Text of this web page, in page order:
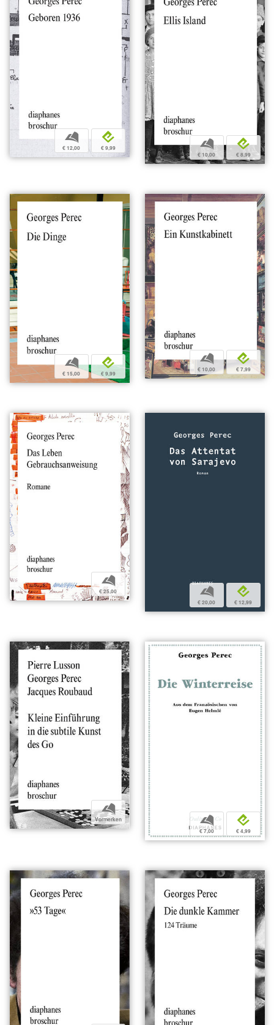
b
€ 12,00
e
€ 9,99 b
€ 10,00
e
€ 8,99
b
€ 15,00
e
€ 9,99
b
€ 10,00
e
€ 7,99
b
€ 25,00 b
€ 20,00
e
€ 12,99
b
Vormerken b
€ 7,00
e
€ 4,99